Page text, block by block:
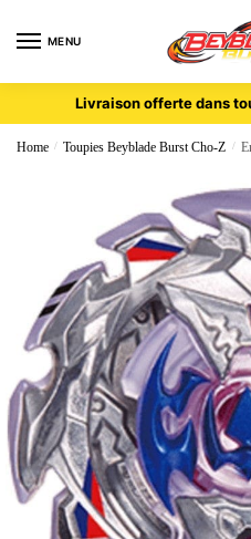
MENU
Livraison offerte dans
Home / Toupies Beyblade Burst Cho-Z /